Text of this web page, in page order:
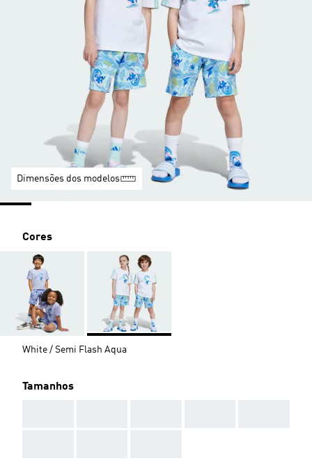
Dimensões dos modelos
Cores
White / Semi Flash Aqua
Tamanhos